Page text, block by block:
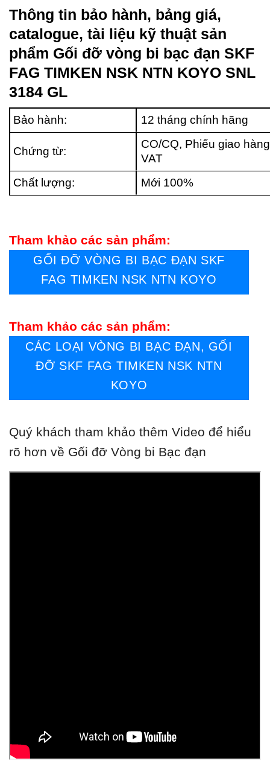
Thông tin bảo hành, bảng giá,
catalogue, tài liệu kỹ thuật sản
phẩm Gối đỡ vòng bi bạc đạn SKF
FAG TIMKEN NSK NTN KOYO SNL
3184 GL
Bảo hành: 12 tháng chính hãng
Chứng từ:
CO/CQ, Phiếu giao
VAT
Chất lượng:
Mới 100%
Tham khảo các sản phẩm:
GỐI ĐỠ VÒNG BI BẠC ĐẠN SKF
FAG TIMKEN NSK NTN KOYO
Tham khảo các sản phẩm:
CÁC LOẠI VÒNG BI BẠC ĐẠN, GỐI
ĐỠ SKF FAG TIMKEN NSK NTN
KOYO
Quý khách tham khảo thêm Video để hiểu
rõ hơn về Gối đỡ Vòng bi Bạc đạn